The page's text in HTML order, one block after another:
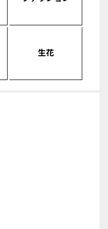
生花